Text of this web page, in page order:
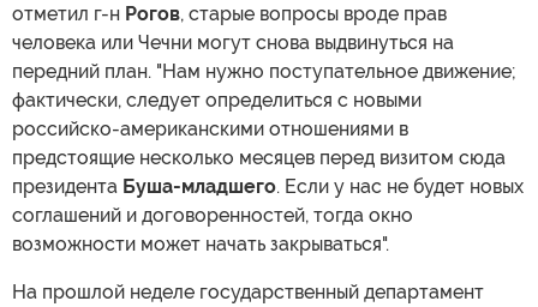
отметил г-н Рогов, старые вопросы вроде прав
человека или Чечни могут снова выдвинуться на
передний план. "Нам нужно поступательное движение;
фактически, следует определиться с новыми
российско-американскими отношениями в
предстоящие несколько месяцев перед визитом сюда
президента Буша-младшего. Если у нас не будет новых
соглашений и договоренностей, тогда окно
возможности может начать закрываться".
На прошлой неделе государственный департамент